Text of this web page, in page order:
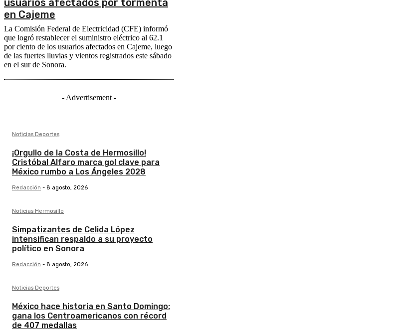
usuarios afectados por tormenta
en Cajeme
La Comisión Federal de Electricidad (CFE) informó
que logró restablecer el suministro eléctrico al 62.1
por ciento de los usuarios afectados en Cajeme, luego
de las fuertes lluvias y vientos registrados este sábado
en el sur de Sonora.
- Advertisement -
Noticias Deportes
¡Orgullo de la Costa de Hermosillo!
Cristóbal Alfaro marca gol clave para
México rumbo a Los Ángeles 2028
Redacción - 8 agosto, 2026
Noticias Hermosillo
Simpatizantes de Celida López
intensifican respaldo a su proyecto
político en Sonora
Redacción - 8 agosto, 2026
Noticias Deportes
México hace historia en Santo Domingo:
gana los Centroamericanos con récord
de 407 medallas